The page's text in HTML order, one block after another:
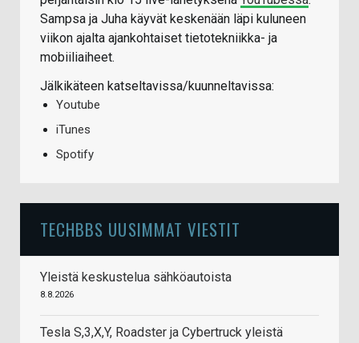
Sampsa ja Juha käyvät keskenään läpi kuluneen
viikon ajalta ajankohtaiset tietotekniikka- ja
mobiiliaiheet.
Jälkikäteen katseltavissa/kuunneltavissa:
Youtube
iTunes
Spotify
TECHBBS UUSIMMAT VIESTIT
Yleistä keskustelua sähköautoista
8.8.2026
Tesla S,3,X,Y, Roadster ja Cybertruck yleistä